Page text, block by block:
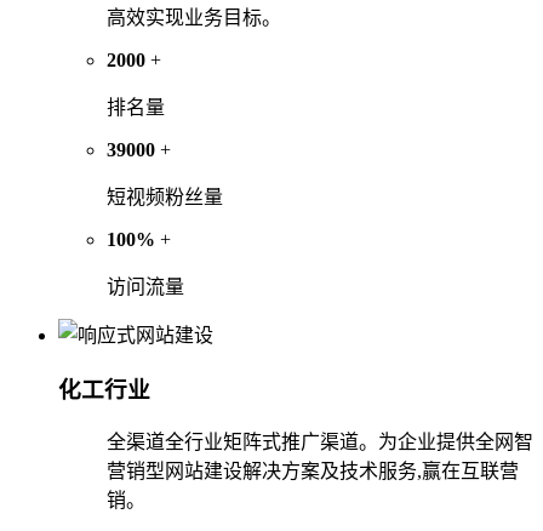
高效实现业务目标。
2000 +
排名量
39000 +
短视频粉丝量
100% +
访问流量
化工行业
全渠道全行业矩阵式推广渠道。为企业提供全网智
营销型网站建设解决方案及技术服务,赢在互联营
销。